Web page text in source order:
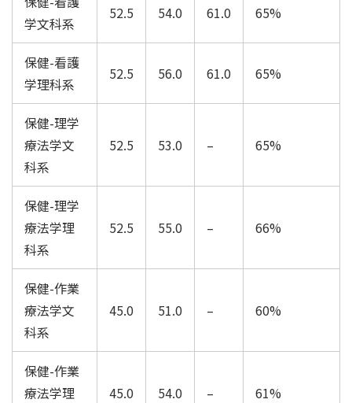
学文科系
52.5 54.0 61.0 65%
保健-看護
学理科系
52.5 56.0 61.0 65%
保健-理学
療法学文
科系
52.5 53.0 – 65%
保健-理学
療法学理
科系
52.5 55.0 – 66%
保健-作業
療法学文
科系
45.0 51.0 – 60%
保健-作業
療法学理
45.0 54.0 – 61%